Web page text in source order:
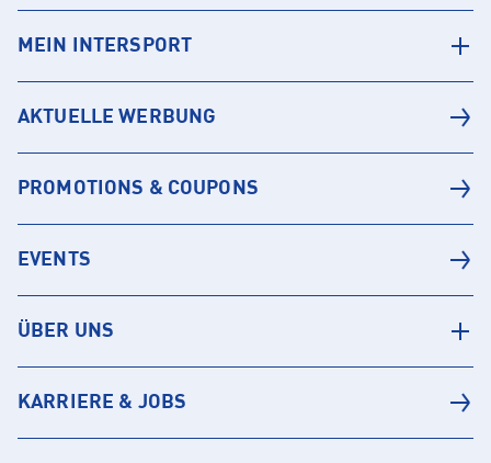
MEIN INTERSPORT
AKTUELLE WERBUNG
PROMOTIONS & COUPONS
EVENTS
ÜBER UNS
KARRIERE & JOBS